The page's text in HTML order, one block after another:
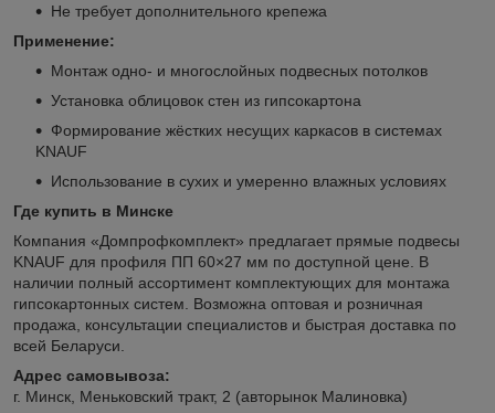
Не требует дополнительного крепежа
Применение:
Монтаж одно- и многослойных подвесных потолков
Установка облицовок стен из гипсокартона
Формирование жёстких несущих каркасов в системах
KNAUF
Использование в сухих и умеренно влажных условиях
Где купить в Минске
Компания «Домпрофкомплект» предлагает прямые подвесы
KNAUF для профиля ПП 60×27 мм по доступной цене. В
наличии полный ассортимент комплектующих для монтажа
гипсокартонных систем. Возможна оптовая и розничная
продажа, консультации специалистов и быстрая доставка по
всей Беларуси.
Адрес самовывоза:
г. Минск, Меньковский тракт, 2 (авторынок Малиновка)